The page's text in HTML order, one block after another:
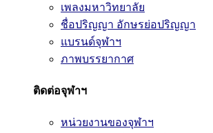
เพลงมหาวิทยาลัย
ชื่อปริญญา อักษรย่อปริญญา
แบรนด์จุฬาฯ
ภาพบรรยากาศ
ติดต่อจุฬาฯ
หน่วยงานของจุฬาฯ